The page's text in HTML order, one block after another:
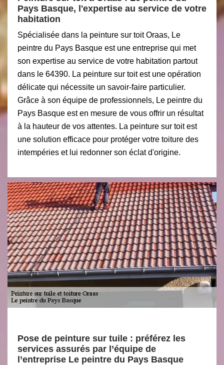
Pays Basque, l'expertise au service de votre
habitation
Spécialisée dans la peinture sur toit Oraas, Le
peintre du Pays Basque est une entreprise qui met
son expertise au service de votre habitation partout
dans le 64390. La peinture sur toit est une opération
délicate qui nécessite un savoir-faire particulier.
Grâce à son équipe de professionnels, Le peintre du
Pays Basque est en mesure de vous offrir un résultat
à la hauteur de vos attentes. La peinture sur toit est
une solution efficace pour protéger votre toiture des
intempéries et lui redonner son éclat d'origine.
Pose de peinture sur tuile : préférez les
services assurés par l’équipe de
l’entreprise Le peintre du Pays Basque